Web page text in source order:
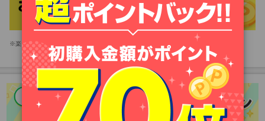
写真集
PC・システム
語学・資格
楽天市場アプリをお持ちのお客様は、楽天市場アプリが起動します。